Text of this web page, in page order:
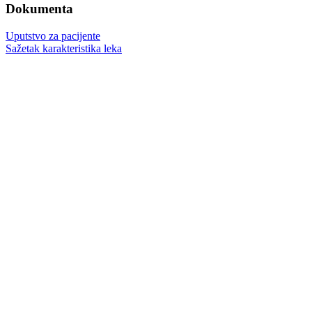
Dokumenta
Uputstvo za pacijente
Sažetak karakteristika leka